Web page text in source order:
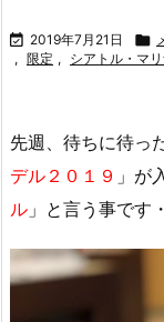
 2019年7月21日 
, 限定 , シアトル・マ
先週、待ちに待っ
デル２０１９ 」が
ル 」と言う事です